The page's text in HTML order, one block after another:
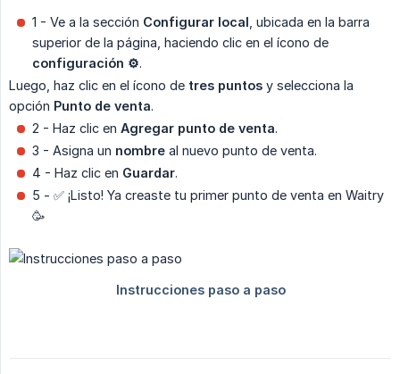
1 - Ve a la sección Configurar local , ubicada en la barra
superior de la página, haciendo clic en el ícono de
configuración ⚙️.
Luego, haz clic en el ícono de tres puntos y selecciona la
opción Punto de venta.
2 - Haz clic en Agregar punto de venta.
3 - Asigna un nombre al nuevo punto de venta.
4 - Haz clic en Guardar.
5 - ✅ ¡Listo! Ya creaste tu primer punto de venta en Waitry
🥳